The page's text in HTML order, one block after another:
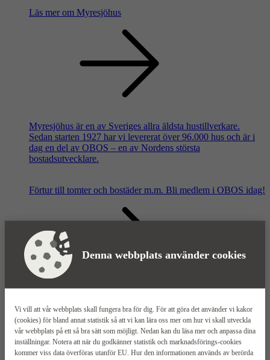
Denna webbplats använder cookies
Vi vill att vår webbplats skall fungera bra för dig. För att göra det använder vi kakor
(cookies) för bland annat statistik så att vi kan lära oss mer om hur vi skall utveckla
vår webbplats på ett så bra sätt som möjligt. Nedan kan du läsa mer och anpassa dina
inställningar. Notera att när du godkänner statistik och marknadsförings-cookies
kommer viss data överföras utanför EU. Hur den informationen används av berörda
Läs mer om Myresjöhus
Myresjöhus är en av Sveriges allra äldsta hustillverkare.
Sedan starten 1927 har vi levererat över 96.000 hus och är i
dag en del av OBOS – en av Nordens största
bostadsutvecklare.
Förtur till tomter och bostäder m.m. Bli medlem i OBOS idag!
Våra säljkontor